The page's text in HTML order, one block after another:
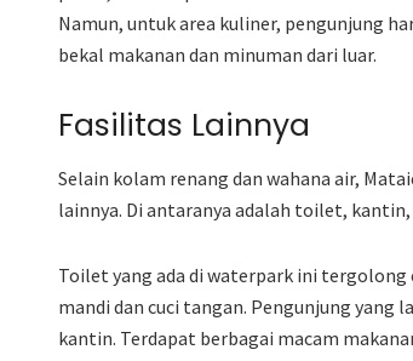
Namun, untuk area kuliner, pengunjung
bekal makanan dan minuman dari luar.
Fasilitas Lainnya
Selain kolam renang dan wahana air,
lainnya. Di antaranya adalah toilet,
Toilet yang ada di waterpark ini tergolong
mandi dan cuci tangan. Pengunjung yang
kantin. Terdapat berbagai macam